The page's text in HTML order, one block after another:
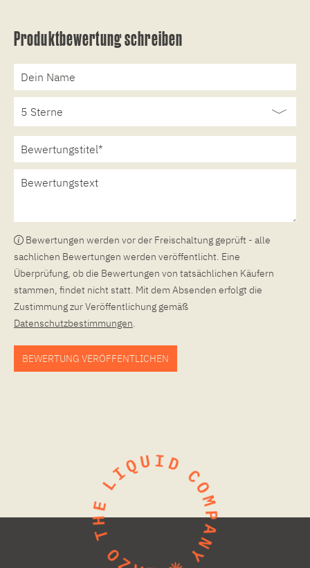
Produktbewertung schreiben
Bewertungen werden vor der Freischaltung geprüft - alle
sachlichen Bewertungen werden veröffentlicht. Eine
Überprüfung, ob die Bewertungen von tatsächlichen Käufern
stammen, findet nicht statt. Mit dem Absenden erfolgt die
Zustimmung zur Veröffentlichung gemäß
Datenschutzbestimmungen.
BEWERTUNG VERÖFFENTLICHEN